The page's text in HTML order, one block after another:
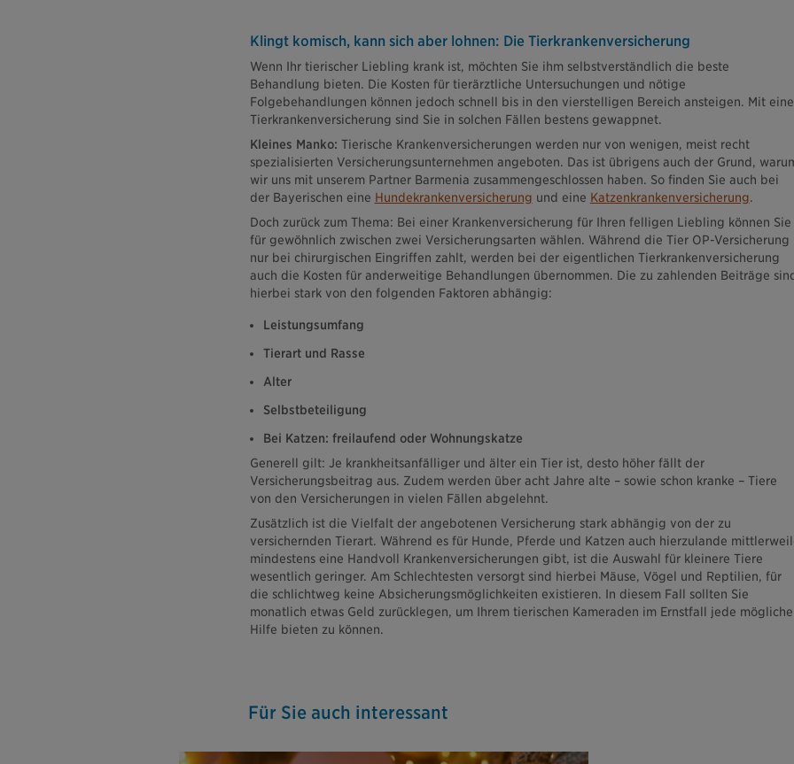
Klingt komisch, kann sich aber lohnen: Die Tierkrankenversicherung
Wenn Ihr tierischer Liebling krank ist, möchten Sie ihm selbstverständlich die beste
Behandlung bieten. Die Kosten für tierärztliche Untersuchungen und nötige
Folgebehandlungen können jedoch schnell bis in den vierstelligen Bereich ansteigen. Mit
Tierkrankenversicherung sind Sie in solchen Fällen bestens gewappnet.
Kleines Manko: Tierische Krankenversicherungen werden nur von wenigen, meist recht
spezialisierten Versicherungsunternehmen angeboten. Das ist übrigens auch der Grund,
wir uns mit unserem Partner Barmenia zusammengeschlossen haben. So finden Sie auch bei
der Bayerischen eine Hundekrankenversicherung und eine Katzenkrankenversicherung.
Doch zurück zum Thema: Bei einer Krankenversicherung für Ihren felligen Liebling können Sie
für gewöhnlich zwischen zwei Versicherungsarten wählen. Während die Tier OP-Versicherung
nur bei chirurgischen Eingriffen zahlt, werden bei der eigentlichen Tierkrankenversicherung
auch die Kosten für anderweitige Behandlungen übernommen. Die zu zahlenden Beiträge
hierbei stark von den folgenden Faktoren abhängig:
Leistungsumfang
Tierart und Rasse
Alter
Selbstbeteiligung
Bei Katzen: freilaufend oder Wohnungskatze
Generell gilt: Je krankheitsanfälliger und älter ein Tier ist, desto höher fällt der
Versicherungsbeitrag aus. Zudem werden über acht Jahre alte – sowie schon kranke – Tiere
von den Versicherungen in vielen Fällen abgelehnt.
Zusätzlich ist die Vielfalt der angebotenen Versicherung stark abhängig von der zu
versichernden Tierart. Während es für Hunde, Pferde und Katzen auch hierzulande
mindestens eine Handvoll Krankenversicherungen gibt, ist die Auswahl für kleinere Tiere
wesentlich geringer. Am Schlechtesten versorgt sind hierbei Mäuse, Vögel und Reptilien, für
die schlichtweg keine Absicherungsmöglichkeiten existieren. In diesem Fall sollten Sie
monatlich etwas Geld zurücklegen, um Ihrem tierischen Kameraden im Ernstfall jede mögliche
Hilfe bieten zu können.
Für Sie auch interessant